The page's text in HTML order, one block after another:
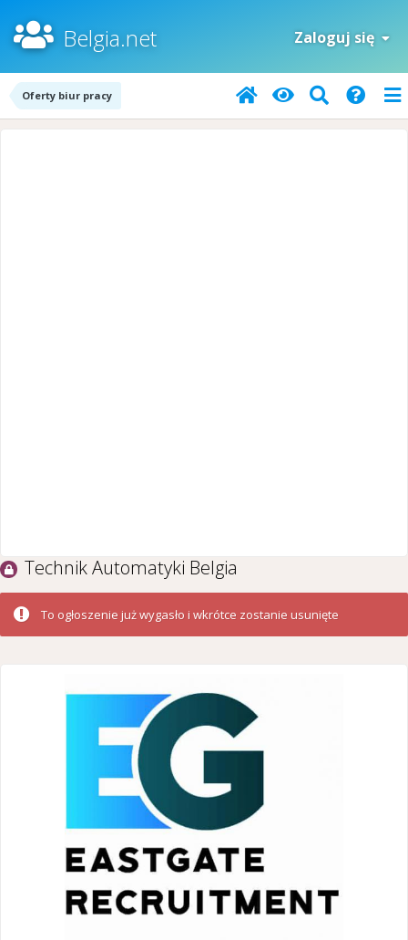
Belgia.net Zaloguj się
Oferty biur pracy
Technik Automatyki Belgia
To ogłoszenie już wygasło i wkrótce zostanie usunięte